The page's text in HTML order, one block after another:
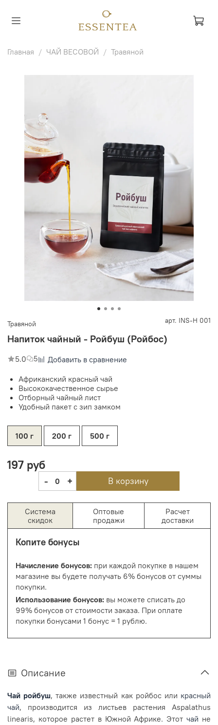
Главная ЧАЙ ВЕСОВОЙ Травяной
Травяной арт. INS-H 001
Напиток чайный - Ройбуш (Ройбос)
5.0 5
Добавить в сравнение
Африканский красный чай
Высококачественное сырье
Отборный чайный лист
Удобный пакет с зип замком
100 г 200 г 500 г
197 руб
- 0 + В корзину
Система
скидок
Оптовые
продажи
Расчет
доставки
Копите бонусы
Начисление бонусов: при каждой покупке в нашем
магазине вы будете получать 6% бонусов от суммы
покупки.
Использование бонусов: вы можете списать до
99% бонусов от стоимости заказа. При оплате
покупки бонусами 1 бонус = 1 рублю.
Описание
Чай ройбуш, также известный как ройбос или красный
чай, производится из листьев растения Aspalathus
linearis, которое растет в Южной Африке. Этотчай не